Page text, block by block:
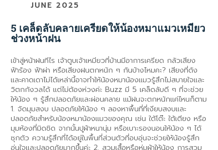
JUNE 2025
5 เคล็ดลับคลายเครียดให้น้องหมาแมวเหมียว
ช่วงหน้าฝน
เข้าสู่หน้าฝนทีไร เจ้าตูบเจ้าเหมียวที่บ้านมีอาการเครียด กลัวเสียง
ฟ้าร้อง ฟ้าผ่า หรือเสียงฝนตกหนัก ๆ กันบ้างไหมคะ? เสียงที่ดัง
และคาดเดาไม่ได้เหล่านี้อาจทำให้น้องหมาน้องแมวรู้สึกไม่สบายใจและ
วิตกกังวลได้ แต่ไม่ต้องห่วงค่ะ Buzz มี 5 เคล็ดลับดี ๆ ที่จะช่วย
ให้น้อง ๆ รู้สึกปลอดภัยและผ่อนคลาย แม้ฝนจะตกหนักแค่ไหนก็ตาม
1. จัดมุมสงบ ปลอดภัยให้น้อง ๆ ลองหาพื้นที่ที่เงียบสงบและ
ปลอดภัยสำหรับน้องหมาน้องแมวของคุณ เช่น ใต้โต๊ะ ใต้เตียง หรือ
มุมห้องที่มิดชิด จากนั้นปูผ้าหนานุ่ม หรือเบาะรองนอนให้น้อง ๆ ได้
ซุกตัว ความรู้สึกที่ได้อยู่ในพื้นที่ส่วนตัวที่อบอุ่นจะช่วยให้น้องรู้สึก
อุ่นใจและปลอดภัยมากขึ้นค่ะ 2. สวมเสื้อหรือห่มผ้าให้น้อง การสวม